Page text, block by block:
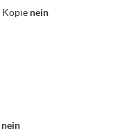
Kopie nein
nein